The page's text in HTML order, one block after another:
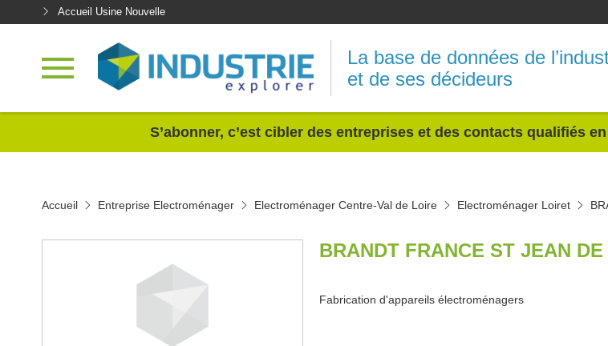
Accueil Usine Nouvelle
La base de données de
et de ses décideurs
S’abonner, c’est cibler des entreprises et des contacts qualifiés
Accueil Entreprise Electroménager Electroménager Centre-Val de Loire Electroménager Loiret
BRANDT FRANCE ST JEAN
Fabrication d'appareils électroménagers